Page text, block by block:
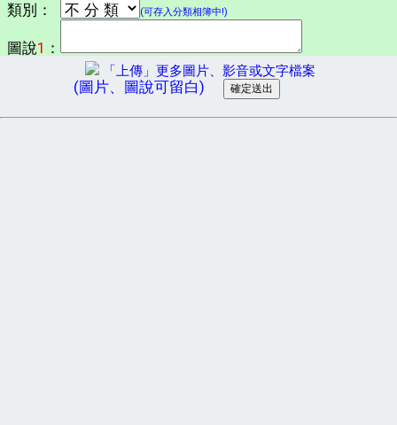
類別：
(可存入分類相簿中!)
圖說1 ：
「上傳」更多圖片、影音或文字檔案
(圖片、圖說可留白)